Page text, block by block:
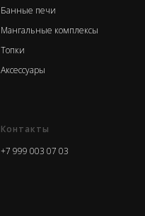
Банные печи
Мангальные комплексы
Топки
Аксессуары
Контакты
+7 999 003 07 03